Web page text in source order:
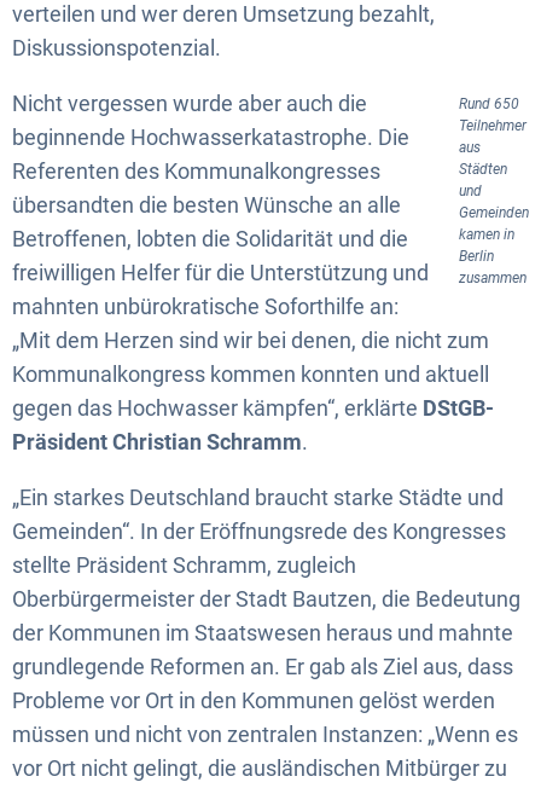
verteilen und wer deren Umsetzung bezahlt,
Diskussionspotenzial.
Rund 650
Teilnehmer
aus
Städten
und
Gemeinden
kamen in
Berlin
zusammen
Nicht vergessen wurde aber auch die
beginnende Hochwasserkatastrophe. Die
Referenten des Kommunalkongresses
übersandten die besten Wünsche an alle
Betroffenen, lobten die Solidarität und die
freiwilligen Helfer für die Unterstützung und
mahnten unbürokratische Soforthilfe an:
„Mit dem Herzen sind wir bei denen, die nicht zum
Kommunalkongress kommen konnten und aktuell
gegen das Hochwasser kämpfen“, erklärte DStGB-
Präsident Christian Schramm.
„Ein starkes Deutschland braucht starke Städte und
Gemeinden“. In der Eröffnungsrede des Kongresses
stellte Präsident Schramm, zugleich
Oberbürgermeister der Stadt Bautzen, die Bedeutung
der Kommunen im Staatswesen heraus und mahnte
grundlegende Reformen an. Er gab als Ziel aus, dass
Probleme vor Ort in den Kommunen gelöst werden
müssen und nicht von zentralen Instanzen: „Wenn es
vor Ort nicht gelingt, die ausländischen Mitbürger zu